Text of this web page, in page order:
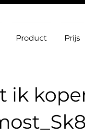
Product Prijs
ik